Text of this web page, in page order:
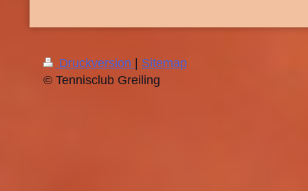
Druckversion | Sitemap
© Tennisclub Greiling